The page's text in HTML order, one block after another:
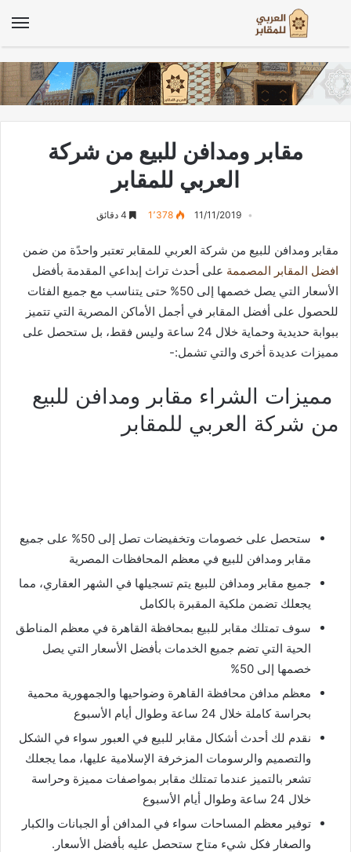
مقابر ومدافن للبيع من شركة
العربي للمقابر
11/11/2019 1٬378
مقابر ومدافن للبيع من شركة العربي للمقابر تعتبر واحدًة من ضمن
افضل المقابر المصممة على أحدث تراث إبداعي المقدمة بأفضل
الأسعار التي يصل خصمها إلى 50% حتى يتناسب مع جميع الفئات
للحصول على أفضل المقابر في أجمل الأماكن المصرية التي تتميز
ببوابة حديدية وحماية خلال 24 ساعة وليس فقط، بل ستحصل على
مميزات عديدة أخرى والتي تشمل:-
مميزات الشراء مقابر ومدافن للبيع
من شركة العربي للمقابر
ستحصل على خصومات وتخفيضات تصل إلى 50% على جميع
مقابر ومدافن للبيع في معظم المحافظات المصرية
جميع مقابر ومدافن للبيع يتم تسجيلها في الشهر العقاري، مما
يجعلك تضمن ملكية المقبرة بالكامل
سوف تمتلك مقابر للبيع بمحافظة القاهرة في معظم المناطق
الحية التي تضم جميع الخدمات بأفضل الأسعار التي يصل
خصمها إلى 50%
معظم مدافن محافظة القاهرة وضواحيها والجمهورية محمية
بحراسة كاملة خلال 24 ساعة وطوال أيام الأسبوع
نقدم لك أحدث أشكال مقابر للبيع في العبور سواء في الشكل
والتصميم والرسومات المزخرفة الإسلامية عليها، مما يجعلك
تشعر بالتميز عندما تمتلك مقابر بمواصفات مميزة وحراسة
خلال 24 ساعة وطوال أيام الأسبوع
توفير معظم المساحات سواء في المدافن أو الجبانات والكبار
والصغار فكل شيء متاح ستحصل عليه بأفضل الأسعار.